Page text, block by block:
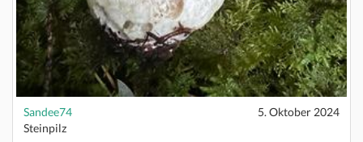
Sandee74
5. Oktober 2024
Steinpilz